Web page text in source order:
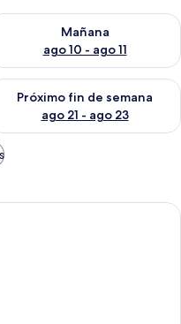
ago 9 - ago 10
Mañana
ago 10 - ago 11
la disponibilidad
fin de semana ago 14 -
Próximo fin de semana
ago 21 - ago 23
la disponibilidad
de hotel con una cama